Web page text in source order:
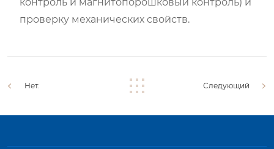
проверку механических свойств.
Нет. Следующий